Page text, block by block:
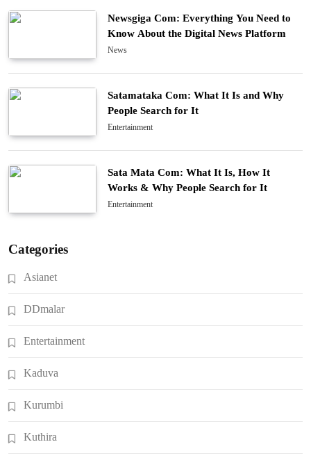
Newsgiga Com: Everything You Need to
Know About the Digital News Platform
News
Satamataka Com: What It Is and Why
People Search for It
Entertainment
Sata Mata Com: What It Is, How It
Works & Why People Search for It
Entertainment
Categories
Asianet
DDmalar
Entertainment
Kaduva
Kurumbi
Kuthira